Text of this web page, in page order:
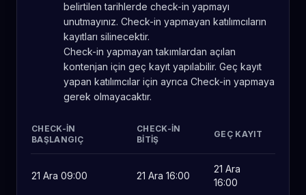
belirtilen tarihlerde check-in yapmayı
unutmayınız. Check-in yapmayan katılımcıların
kayıtları silinecektir.
Check-in yapmayan takımlardan açılan
kontenjan için geç kayıt yapılabilir. Geç kayıt
yapan katılımcılar için ayrıca Check-in yapmaya
gerek olmayacaktır.
CHECK-IN
BAŞLANGIÇ
CHECK-IN
BITIŞ
GEÇ KAYIT
21 Ara 09:00 21 Ara 16:00
21 Ara
16:00